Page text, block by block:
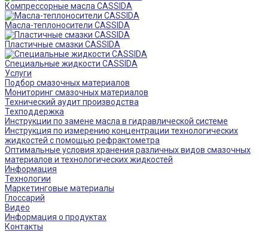
Компрессорные масла CASSIDA
Масла-теплоносители CASSIDA
Пластичные смазки CASSIDA
Специальные жидкости CASSIDA
Услуги
Подбор смазочных материалов
Мониторинг смазочных материалов
Технический аудит производства
Техподдержка
Инструкции по замене масла в гидравлической системе
Инструкция по измерению концентрации технологических
жидкостей с помощью рефрактометра
Оптимальные условия хранения различных видов смазочных
материалов и технологических жидкостей
Информация
Технологии
Маркетинговые материалы
Глоссарий
Видео
Информация о продуктах
Контакты